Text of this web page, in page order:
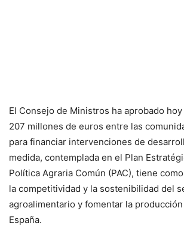
El Consejo de Ministros ha aprobado
207 millones de euros entre las
para financiar intervenciones de
medida, contemplada en el Plan
Política Agraria Común (PAC), tiene
la competitividad y la sostenibilidad del
agroalimentario y fomentar la
España.